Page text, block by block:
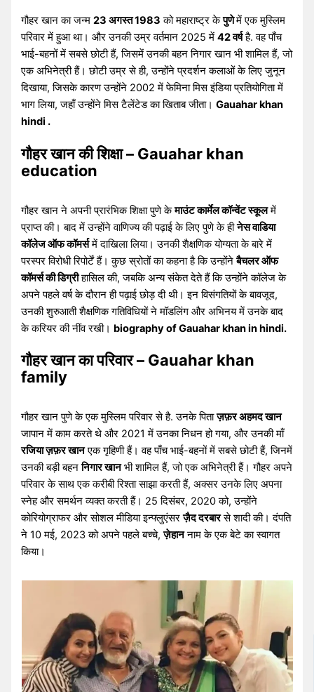
गौहर खान का जन्म23 अगस्त 1983 को महाराष्ट्र केपुणेमें एक मुस्लिम
परिवार में हुआ था। और उनकी उम्र वर्तमान 2025 में42 वर्षहै. वह पाँच
भाई-बहनों में सबसे छोटी हैं, जिसमें उनकी बहन निगार खान भी शामिल हैं, जो
एक अभिनेत्री हैं। छोटी उम्र से ही, उन्होंने प्रदर्शन कलाओं के लिए जुनून
दिखाया, जिसके कारण उन्होंने 2002 में फेमिना मिस इंडिया प्रतियोगिता में
भाग लिया, जहाँ उन्होंने मिस टैलेंटेड का खिताब जीता।Gauahar khan
hindi .
गौहर खान की शिक्षा – Gauahar khan
education
गौहर खान ने अपनी प्रारंभिक शिक्षा पुणे केमाउंट कार्मेल कॉन्वेंट स्कूलमें
प्राप्त की। बाद में उन्होंने वाणिज्य की पढ़ाई के लिए पुणे के हीनेस वाडिया
कॉलेज ऑफ कॉमर्समें दाखिला लिया। उनकी शैक्षणिक योग्यता के बारे में
परस्पर विरोधी रिपोर्टें हैं। कुछ स्रोतों का कहना है कि उन्होंनेबैचलर ऑफ
कॉमर्स की डिग्रीहासिल की, जबकि अन्य संकेत देते हैं कि उन्होंने कॉलेज के
अपने पहले वर्ष के दौरान ही पढ़ाई छोड़ दी थी। इन विसंगतियों के बावजूद,
उनकी शुरुआती शैक्षणिक गतिविधियों ने मॉडलिंग और अभिनय में उनके बाद
के करियर की नींव रखी। biography of Gauahar khan in hindi.
गौहर खान का परिवार – Gauahar khan
family
गौहर खान पुणे के एक मुस्लिम परिवार से है. उनके पिताज़फ़र अहमद खान
जापान में काम करते थे और 2021 में उनका निधन हो गया, और उनकी माँ
रजिया ज़फ़र खानएक गृहिणी हैं। वह पाँच भाई-बहनों में सबसे छोटी हैं, जिनमें
उनकी बड़ी बहननिगार खानभी शामिल हैं, जो एक अभिनेत्री हैं। गौहर अपने
परिवार के साथ एक करीबी रिश्ता साझा करती हैं, अक्सर उनके लिए अपना
स्नेह और समर्थन व्यक्त करती हैं। 25 दिसंबर, 2020 को, उन्होंने
कोरियोग्राफर और सोशल मीडिया इन्फ्लुएंसरज़ैद दरबारसे शादी की। दंपति
ने 10 मई, 2023 को अपने पहले बच्चे,ज़ेहाननाम के एक बेटे का स्वागत
किया।